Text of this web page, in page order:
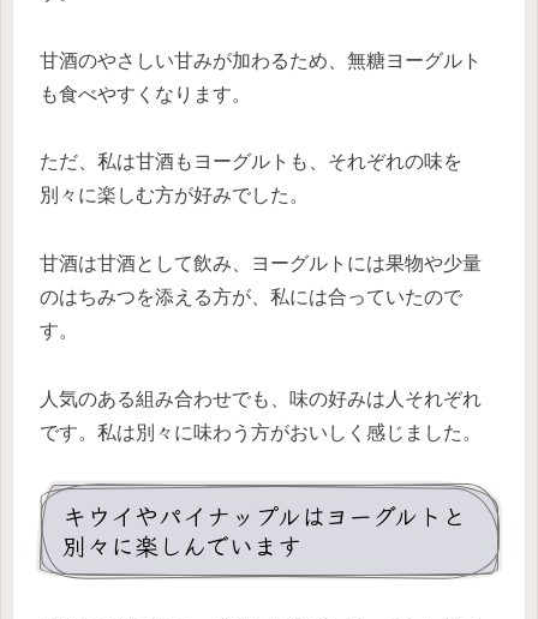
甘酒のやさしい甘みが加わるため、無糖ヨーグルト
も食べやすくなります。
ただ、私は甘酒もヨーグルトも、それぞれの味を
別々に楽しむ方が好みでした。
甘酒は甘酒として飲み、ヨーグルトには果物や少量
のはちみつを添える方が、私には合っていたので
す。
人気のある組み合わせでも、味の好みは人それぞれ
です。私は別々に味わう方がおいしく感じました。
キウイやパイナップルはヨーグルトと
別々に楽しんでいます